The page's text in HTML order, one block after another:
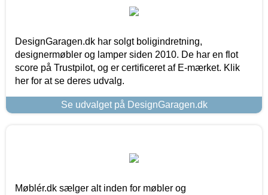
DesignGaragen.dk har solgt boligindretning,
designermøbler og lamper siden 2010. De har en flot
score på Trustpilot, og er certificeret af E-mærket. Klik
her for at se deres udvalg.
Se udvalget på DesignGaragen.dk
Møblér.dk sælger alt inden for møbler og